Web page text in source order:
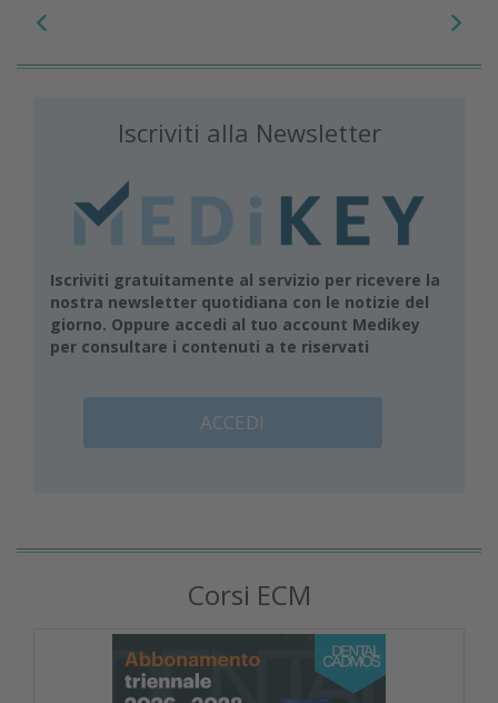
Iscriviti alla Newsletter
Iscriviti gratuitamente al servizio per ricevere la
nostra newsletter quotidiana con le notizie del
giorno. Oppure accedi al tuo account Medikey
per consultare i contenuti a te riservati
ACCEDI
Corsi ECM